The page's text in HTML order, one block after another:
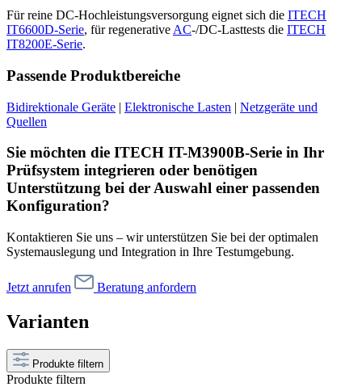
Für reine DC-Hochleistungsversorgung eignet sich die ITECH
IT6600D-Serie, für regenerative AC-/DC-Lasttests die ITECH
IT8200E-Serie.
Passende Produktbereiche
Bidirektionale Geräte | Elektronische Lasten | Netzgeräte und
Quellen
Sie möchten die ITECH IT-M3900B-Serie in Ihr
Prüfsystem integrieren oder benötigen
Unterstützung bei der Auswahl einer passenden
Konfiguration?
Kontaktieren Sie uns – wir unterstützen Sie bei der optimalen
Systemauslegung und Integration in Ihre Testumgebung.
Jetzt anrufen Beratung anfordern
Varianten
Produkte filtern
Produkte filtern